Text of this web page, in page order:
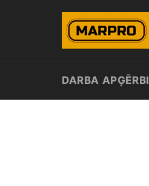
DARBA APĢĒRBI